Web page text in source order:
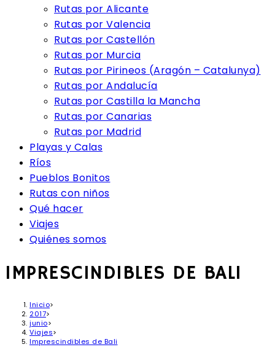
Rutas por Alicante
Rutas por Valencia
Rutas por Castellón
Rutas por Murcia
Rutas por Pirineos (Aragón – Catalunya)
Rutas por Andalucía
Rutas por Castilla la Mancha
Rutas por Canarias
Rutas por Madrid
Playas y Calas
Ríos
Pueblos Bonitos
Rutas con niños
Qué hacer
Viajes
Quiénes somos
IMPRESCINDIBLES DE BALI
Inicio>
2017>
junio>
Viajes>
Imprescindibles de Bali